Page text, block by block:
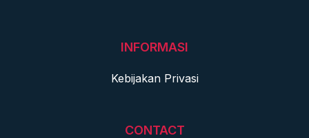
INFORMASI
Kebijakan Privasi
CONTACT